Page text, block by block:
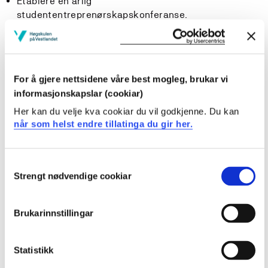
For å gjere nettsidene våre best mogleg, brukar vi
informasjonskapslar (cookiar)
Her kan du velje kva cookiar du vil godkjenne. Du kan
når som helst endre tillatinga du gir her.
Selection
Strengt nødvendige cookiar
Brukarinnstillingar
Statistikk
studententreprenørskapskonferanse.
BEA er organisert som et prosjekt med en felles
overbygning og en styringsgruppe.
innovasjonsrådgiver ved HVL, er prosjektleder.
Medlemmer i styringsgruppen:
Jens Kristian Fosse, dekan ved Fakultet for ingeniør-
utviklingsarbeid, NHH
utdanningskvalitet, NHH
Robert Bjerknes, viserektor for tverrfaglig virksomhet